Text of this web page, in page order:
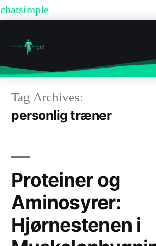
chatsimple
Tag Archives:
personlig træner
Proteiner og
Aminosyrer:
Hjørnestenen i